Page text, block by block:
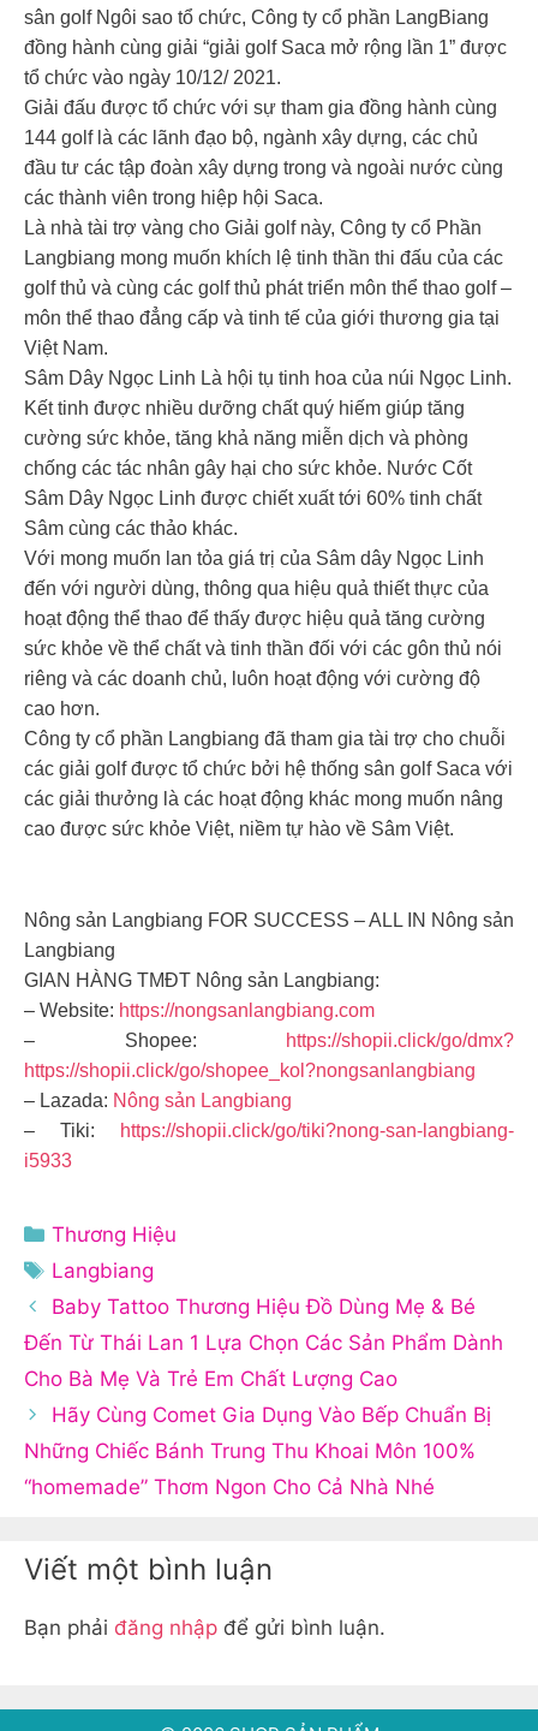
sân golf Ngôi sao tổ chức, Công ty cổ phần LangBiang
đồng hành cùng giải “giải golf Saca mở rộng lần 1” được
tổ chức vào ngày 10/12/ 2021.
Giải đấu được tổ chức với sự tham gia đồng hành cùng
144 golf là các lãnh đạo bộ, ngành xây dựng, các chủ
đầu tư các tập đoàn xây dựng trong và ngoài nước cùng
các thành viên trong hiệp hội Saca.
Là nhà tài trợ vàng cho Giải golf này, Công ty cổ Phần
Langbiang mong muốn khích lệ tinh thần thi đấu của các
golf thủ và cùng các golf thủ phát triển môn thể thao golf –
môn thể thao đẳng cấp và tinh tế của giới thương gia tại
Việt Nam.
Sâm Dây Ngọc Linh Là hội tụ tinh hoa của núi Ngọc Linh.
Kết tinh được nhiều dưỡng chất quý hiếm giúp tăng
cường sức khỏe, tăng khả năng miễn dịch và phòng
chống các tác nhân gây hại cho sức khỏe. Nước Cốt
Sâm Dây Ngọc Linh được chiết xuất tới 60% tinh chất
Sâm cùng các thảo khác.
Với mong muốn lan tỏa giá trị của Sâm dây Ngọc Linh
đến với người dùng, thông qua hiệu quả thiết thực của
hoạt động thể thao để thấy được hiệu quả tăng cường
sức khỏe về thể chất và tinh thần đối với các gôn thủ nói
riêng và các doanh chủ, luôn hoạt động với cường độ
cao hơn.
Công ty cổ phần Langbiang đã tham gia tài trợ cho chuỗi
các giải golf được tổ chức bởi hệ thống sân golf Saca với
các giải thưởng là các hoạt động khác mong muốn nâng
cao được sức khỏe Việt, niềm tự hào về Sâm Việt.
Nông sản Langbiang FOR SUCCESS – ALL IN Nông sản
Langbiang
GIAN HÀNG TMĐT Nông sản Langbiang:
– Website: https://nongsanlangbiang.com
– Shopee:
https://shopii.click/go/dmx?
https://shopii.click/go/shopee_kol?nongsanlangbiang
– Lazada: Nông sản Langbiang
– Tiki:
https://shopii.click/go/tiki?nong-san-langbiang-
i5933
Danh
mục
Thương Hiệu
Thẻ
Langbiang
Baby Tattoo Thương Hiệu Đồ Dùng Mẹ & Bé
Đến Từ Thái Lan 1 Lựa Chọn Các Sản Phẩm Dành
Cho Bà Mẹ Và Trẻ Em Chất Lượng Cao
Hãy Cùng Comet Gia Dụng Vào Bếp Chuẩn Bị
Những Chiếc Bánh Trung Thu Khoai Môn 100%
“homemade” Thơm Ngon Cho Cả Nhà Nhé
Viết một bình luận
Bạn phải đăng nhập để gửi bình luận.